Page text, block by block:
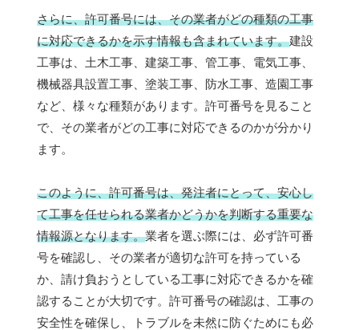
さらに、許可番号には、その業者がどの種類の工事
に対応できるかを示す情報も含まれています。建設
工事は、土木工事、建築工事、管工事、電気工事、
機械器具設置工事、塗装工事、防水工事、造園工事
など、様々な種類があります。許可番号を見ること
で、その業者がどの工事に対応できるのかが分かり
ます。
このように、許可番号は、発注者にとって、安心し
て工事を任せられる業者かどうかを判断する重要な
情報源となります。業者を選ぶ際には、必ず許可番
号を確認し、その業者が適切な許可を持っている
か、請け負おうとしている工事に対応できるかを確
認することが大切です。許可番号の確認は、工事の
安全性を確保し、トラブルを未然に防ぐためにも必